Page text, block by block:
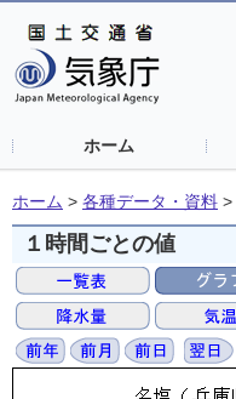
ホーム
ホーム > 各種データ・資料 >
１時間ごとの値